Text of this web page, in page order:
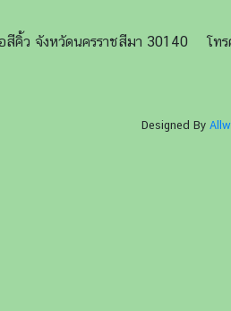
คิ้ว จังหวัดนครราชสีมา 30140 โท
Designed By